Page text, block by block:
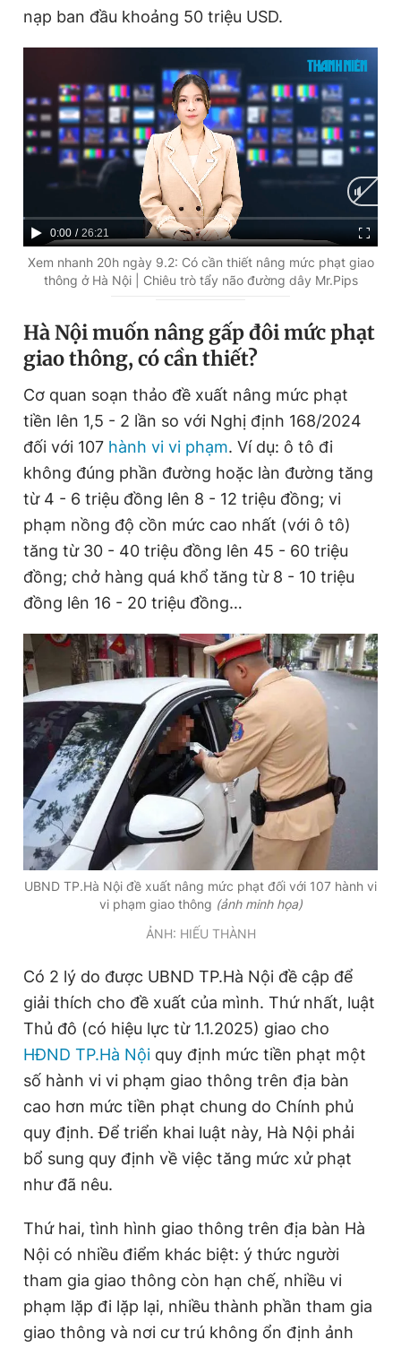
nạp ban đầu khoảng 50 triệu USD.
C
u
r
e
n
t
T
i
m
e
0:00 / D
u
r
t
i
o
n
26:21
Xem nhanh 20h ngày 9.2: Có cần thiết nâng mức phạt giao
thông ở Hà Nội | Chiêu trò tẩy não đường dây Mr.Pips
Hà Nội muốn nâng gấp đôi mức phạt
giao thông, có cần thiết?
Cơ quan soạn thảo đề xuất nâng mức phạt
tiền lên 1,5 - 2 lần so với Nghị định 168/2024
đối với 107 hành vi vi phạm. Ví dụ: ô tô đi
không đúng phần đường hoặc làn đường tăng
từ 4 - 6 triệu đồng lên 8 - 12 triệu đồng; vi
phạm nồng độ cồn mức cao nhất (với ô tô)
tăng từ 30 - 40 triệu đồng lên 45 - 60 triệu
đồng; chở hàng quá khổ tăng từ 8 - 10 triệu
đồng lên 16 - 20 triệu đồng…
UBND TP.Hà Nội đề xuất nâng mức phạt đối với 107 hành vi
vi phạm giao thông (ảnh minh họa)
ẢNH: HIẾU THÀNH
Có 2 lý do được UBND TP.Hà Nội đề cập để
giải thích cho đề xuất của mình. Thứ nhất, luật
Thủ đô (có hiệu lực từ 1.1.2025) giao cho
HĐND TP.Hà Nội quy định mức tiền phạt một
số hành vi vi phạm giao thông trên địa bàn
cao hơn mức tiền phạt chung do Chính phủ
quy định. Để triển khai luật này, Hà Nội phải
bổ sung quy định về việc tăng mức xử phạt
như đã nêu.
Thứ hai, tình hình giao thông trên địa bàn Hà
Nội có nhiều điểm khác biệt: ý thức người
tham gia giao thông còn hạn chế, nhiều vi
phạm lặp đi lặp lại, nhiều thành phần tham gia
giao thông và nơi cư trú không ổn định ảnh